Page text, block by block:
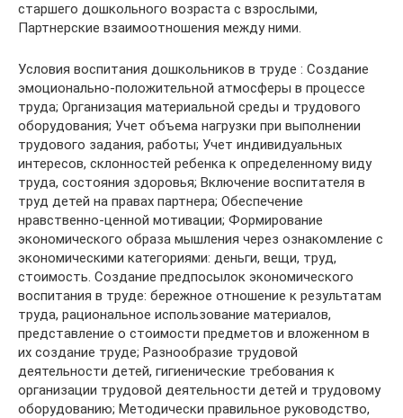
старшего дошкольного возраста с взрослыми,
Партнерские взаимоотношения между ними.
Условия воспитания дошкольников в труде : Создание
эмоционально-положительной атмосферы в процессе
труда; Организация материальной среды и трудового
оборудования; Учет объема нагрузки при выполнении
трудового задания, работы; Учет индивидуальных
интересов, склонностей ребенка к определенному виду
труда, состояния здоровья; Включение воспитателя в
труд детей на правах партнера; Обеспечение
нравственно-ценной мотивации; Формирование
экономического образа мышления через ознакомление с
экономическими категориями: деньги, вещи, труд,
стоимость. Создание предпосылок экономического
воспитания в труде: бережное отношение к результатам
труда, рациональное использование материалов,
представление о стоимости предметов и вложенном в
их создание труде; Разнообразие трудовой
деятельности детей, гигиенические требования к
организации трудовой деятельности детей и трудовому
оборудованию; Методически правильное руководство,